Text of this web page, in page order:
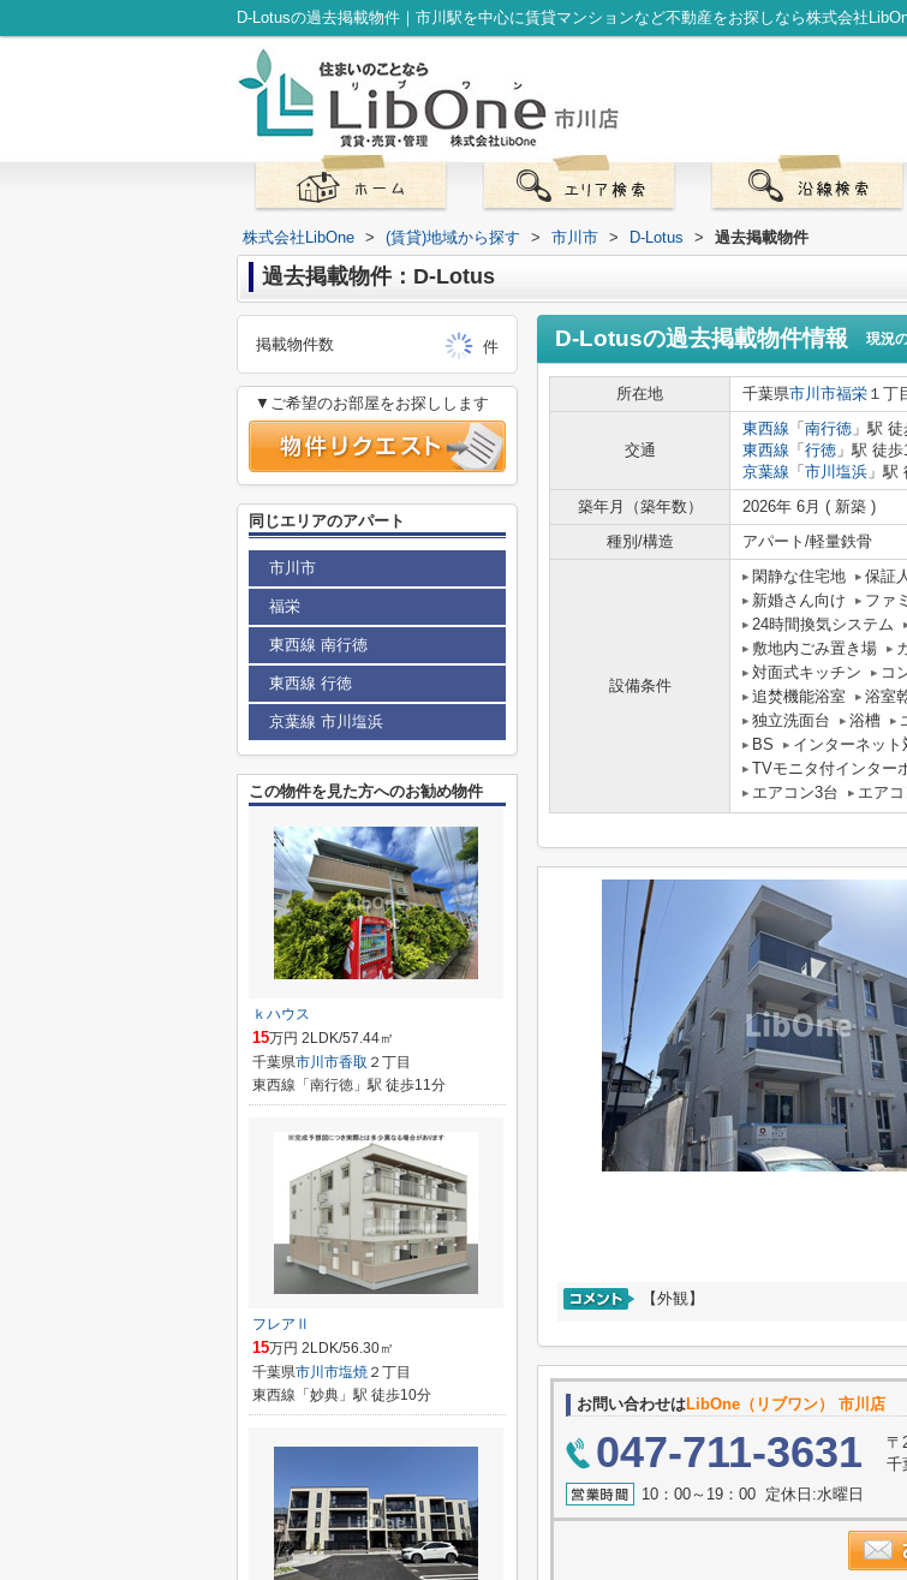
D-Lotusの過去掲載物件｜市川駅を中心に賃貸マンションなど不動産をお探しなら株式会社
株式会社LibOne > (賃貸)地域から探す > 市川市 > D-Lotus > 過去掲載物件
過去掲載物件：D-Lotus
D-Lotusの過去掲載物件情報 現況
所在地 千葉県市川市福栄 １丁
交通
東西線 「 南行徳 」駅
東西線 「 行徳 」駅 徒歩
京葉線 「 市川塩浜 」駅
築年月（築年数）
2026年 6月 ( 新築 )
種別/構造
アパート/軽量鉄骨
設備条件
閑静な住宅地 保証
新婚さん向け
ファ
24時間換気システム
敷地内ごみ置き場
対面式キッチン
コ
追焚機能浴室
浴室
独立洗面台
浴槽
BS
インターネット
TVモニタ付インター
エアコン3台
エア
【外観】
お問い合わせはLibOne（リブワン） 市川店
047-711-3631
〒
千
10：00～19：00 定休日:水曜日
掲載物件数 件
▼ご希望のお部屋をお探しします
同じエリアのアパート
市川市
福栄
東西線 南行徳
東西線 行徳
京葉線 市川塩浜
この物件を見た方へのお勧め物件
ｋハウス
15万円 2LDK/57.44㎡
千葉県市川市香取 ２丁目
東西線「南行徳」駅 徒歩11分
フレアⅡ
15万円 2LDK/56.30㎡
千葉県市川市塩焼 ２丁目
東西線「妙典」駅 徒歩10分